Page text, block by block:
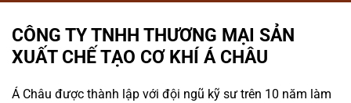
CÔNG TY TNHH THƯƠNG MẠI SẢN
XUẤT CHẾ TẠO CƠ KHÍ Á CHÂU
Á Châu được thành lập với đội ngũ kỹ sư trên 10 năm làm